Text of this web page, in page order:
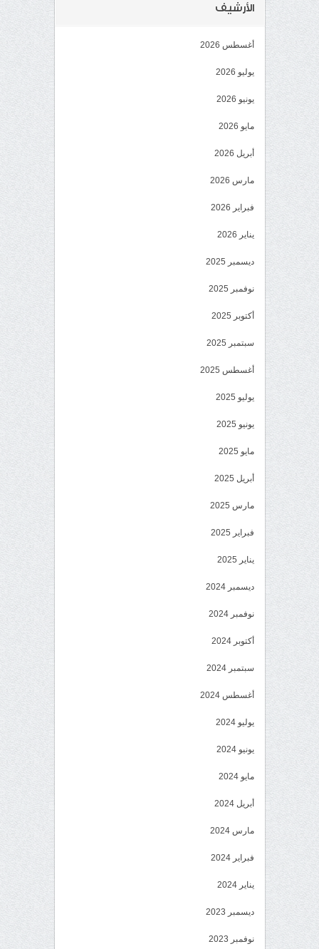
الأرشيف
أغسطس 2026
يوليو 2026
يونيو 2026
مايو 2026
أبريل 2026
مارس 2026
فبراير 2026
يناير 2026
ديسمبر 2025
نوفمبر 2025
أكتوبر 2025
سبتمبر 2025
أغسطس 2025
يوليو 2025
يونيو 2025
مايو 2025
أبريل 2025
مارس 2025
فبراير 2025
يناير 2025
ديسمبر 2024
نوفمبر 2024
أكتوبر 2024
سبتمبر 2024
أغسطس 2024
يوليو 2024
يونيو 2024
مايو 2024
أبريل 2024
مارس 2024
فبراير 2024
يناير 2024
ديسمبر 2023
نوفمبر 2023